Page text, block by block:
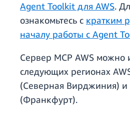
Agent Toolkit для AWS.
ознакомьтесь с кратким
началу работы с Agent
Сервер MCP AWS можно
следующих регионах
(Северная Вирджиния) и
(Франкфурт).